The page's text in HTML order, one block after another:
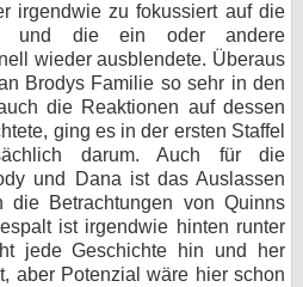
irgendwie zu fokussiert auf die
und die ein oder andere
wieder ausblendete. Überaus
Brodys Familie so sehr in den
die Reaktionen auf dessen
ging es in der ersten Staffel
darum. Auch für die
und Dana ist das Auslassen
die Betrachtungen von Quinns
ist irgendwie hinten runter
jede Geschichte hin und her
aber Potenzial wäre hier schon